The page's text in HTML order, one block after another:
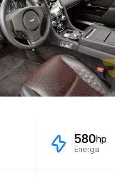
580hp
Energia